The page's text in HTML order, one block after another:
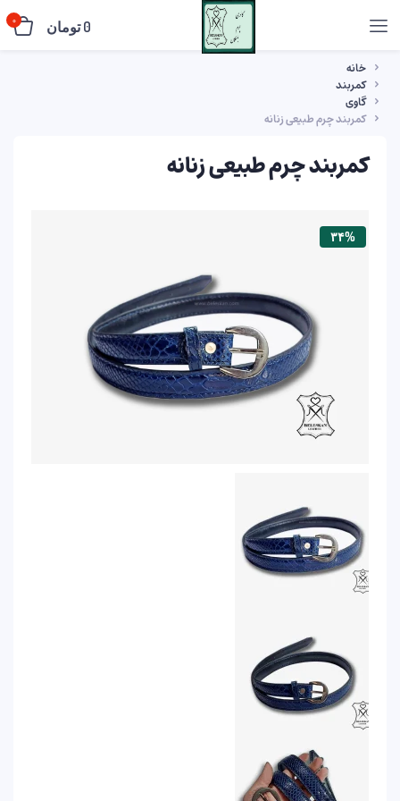
0 تومان 0
خانه
کمربند
گاوی
کمربند چرم طبیعی زنانه
کمربند چرم طبیعی زنانه
۳۴%